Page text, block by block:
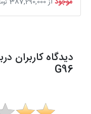
دیدگاه کاربران
G96